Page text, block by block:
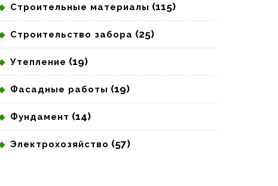
Строительные материалы (115)
Строительство забора (25)
Утепление (19)
Фасадные работы (19)
Фундамент (14)
Электрохозяйство (57)